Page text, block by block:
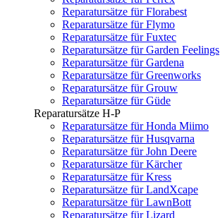
Reparatursätze für Florabest
Reparatursätze für Flymo
Reparatursätze für Fuxtec
Reparatursätze für Garden Feelings
Reparatursätze für Gardena
Reparatursätze für Greenworks
Reparatursätze für Grouw
Reparatursätze für Güde
Reparatursätze H-P
Reparatursätze für Honda Miimo
Reparatursätze für Husqvarna
Reparatursätze für John Deere
Reparatursätze für Kärcher
Reparatursätze für Kress
Reparatursätze für LandXcape
Reparatursätze für LawnBott
Reparatursätze für Lizard